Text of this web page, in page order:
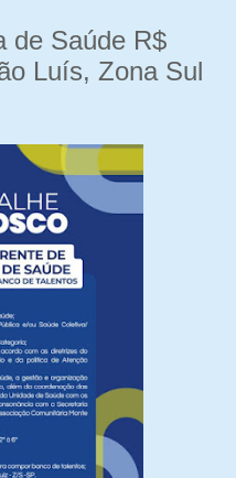
de Saúde R$
Luís, Zona Sul